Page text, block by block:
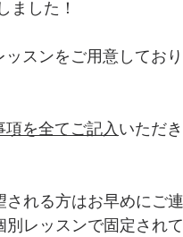
ました！
スンをご用意してお
項を全てご記入いただ
れる方はお早めにご
レッスンで固定され